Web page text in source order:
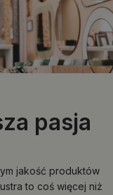
pasja
jakość produktów
to coś więcej niż